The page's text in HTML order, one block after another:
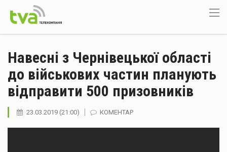
Навесні з Чернівецької області
до військових частин планують
відправити 500 призовників
23.03.2019 (21:00) КОМЕНТАР